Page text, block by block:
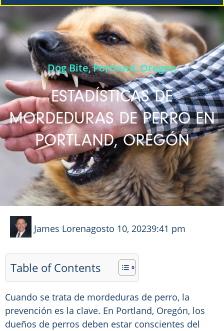
Dog Bite,Portland, Oregon
ESTADÍSTICAS DE
MORDEDURAS DE PERRO EN
PORTLAND, OREGÓN
James Lorenagosto 10, 20239:41 pm
Table of Contents
Cuando se trata de mordeduras de perro, la
prevención es la clave. En Portland, Oregón, los
dueños de perros deben estar conscientes del